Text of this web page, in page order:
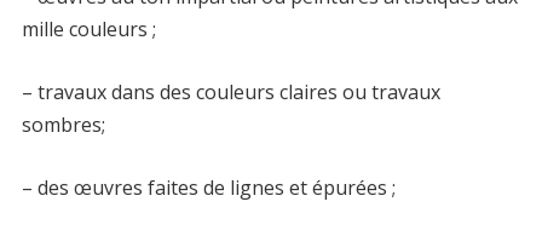
mille couleurs ;
– travaux dans des couleurs claires ou travaux
sombres;
– des œuvres faites de lignes et épurées ;